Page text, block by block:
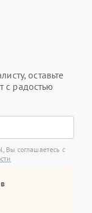
оставьте
с радостью
Вы соглашаетесь с